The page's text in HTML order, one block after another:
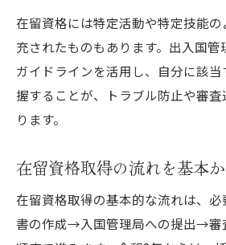
在留資格には特定活動や特定技能
充されたものもあります。出入国管
ガイドラインを活用し、自分に該
握することが、トラブル防止や審
ります。
在留資格取得の流れを基本
在留資格取得の基本的な流れは、
書の作成→入国管理局への提出→審